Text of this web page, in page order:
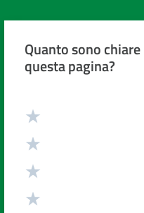
Quanto sono
questa pagina?